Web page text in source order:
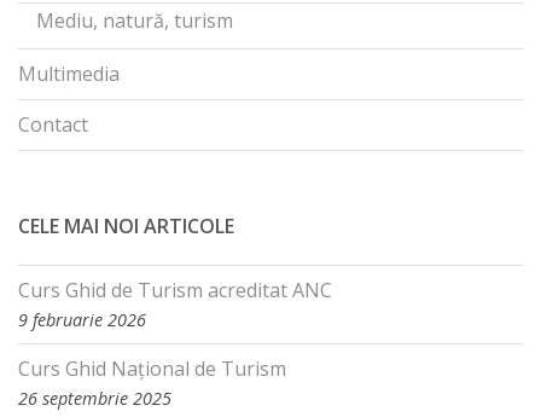
Mediu, natură, turism
Multimedia
Contact
CELE MAI NOI ARTICOLE
Curs Ghid de Turism acreditat ANC
9 februarie 2026
Curs Ghid Național de Turism
26 septembrie 2025